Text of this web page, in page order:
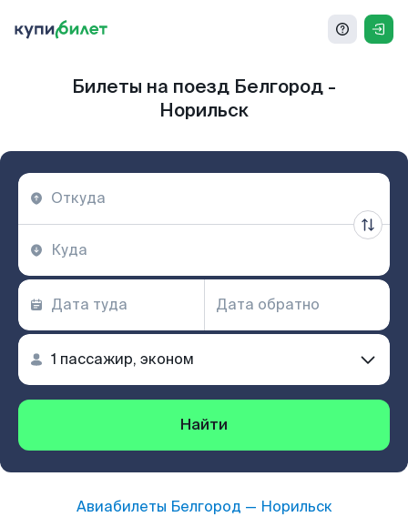
Билеты на поезд Белгород -
Норильск
Найти
Авиабилеты Белгород — Норильск